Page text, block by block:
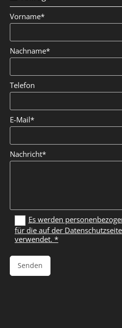
Vorname*
Nachname*
Telefon
E-Mail*
Nachricht*
Es werden
für die auf der
verwendet. *